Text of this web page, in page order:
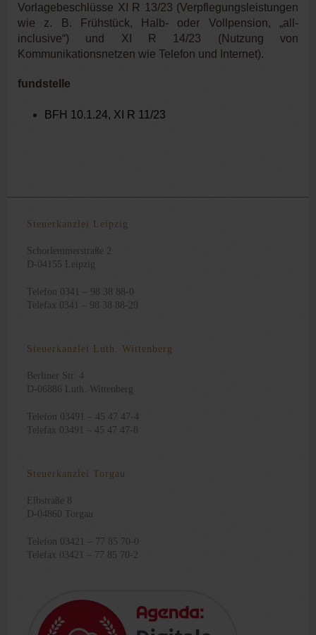
Vorlagebeschlüsse XI R 13/23 (Verpflegungsleistungen
wie z. B. Frühstück, Halb- oder Vollpension, „all-
inclusive“) und XI R 14/23 (Nutzung von
Kommunikationsnetzen wie Telefon und Internet).
fundstelle
BFH 10.1.24, XI R 11/23
Steuerkanzlei Leipzig
Schorlemmerstraße 2
D-04155 Leipzig
Telefon 0341 – 98 38 88-0
Telefax 0341 – 98 38 88-29
Steuerkanzlei Luth. Wittenberg
Berliner Str. 4
D-06886 Luth. Wittenberg
Telefon 03491 – 45 47 47-4
Telefax 03491 – 45 47 47-8
Steuerkanzlei Torgau
Elbstraße 8
D-04860 Torgau
Telefon 03421 – 77 85 70-0
Telefax 03421 – 77 85 70-2